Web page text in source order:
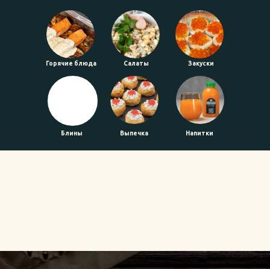
Горячие блюда Салаты Закуски
Выпечка
Блины Напитки